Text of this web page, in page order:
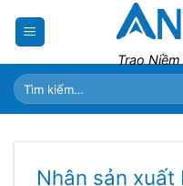
Trao
Tìm
kiếm:
Nhận sản xuất